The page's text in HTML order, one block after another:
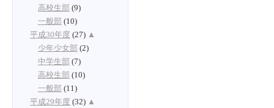
高校生部 (9)
一般部 (10)
平成30年度 (27) ▲
少年少女部 (2)
中学生部 (7)
高校生部 (10)
一般部 (11)
平成29年度 (32) ▲